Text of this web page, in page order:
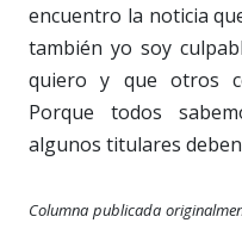
encuentro la noticia
también yo soy
quiero y que otros
Porque todos
algunos titulares
Columna publicada